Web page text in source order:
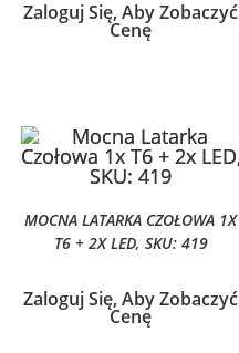
Zaloguj Się, Aby Zobaczyć
Cenę
MOCNA LATARKA CZOŁOWA 1X
T6 + 2X LED, SKU: 419
Zaloguj Się, Aby Zobaczyć
Cenę